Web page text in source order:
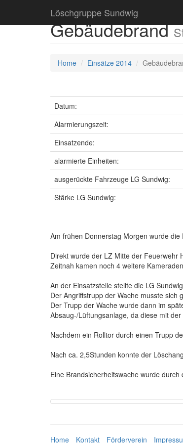
Löschgruppe Sundwig
Gebäudebrand
Home Einsätze 2014
Datum:
Alarmierungszeit:
Einsatzende:
alarmierte Einheiten:
ausgerückte Fahrzeuge LG Sundwig:
Stärke LG Sundwig:
Am frühen Donnerstag Morgen wurde
Direkt wurde der LZ Mitte der Feuerwehr
Zeitnah kamen noch 4 weitere
An der Einsatzstelle stellte die LG
Der Angriffstrupp der Wache musste
Der Trupp der Wache wurde dann im
Absaug-/Lüftungsanlage, da diese mit
Nachdem ein Rolltor durch einen Trupp
Nach ca. 2,5Stunden konnte der
Eine Brandsicherheitswache wurde durch
Home Kontakt Förderverein